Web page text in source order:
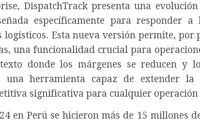
DispatchTrack presenta una
específicamente para responder a
logísticos. Esta nueva versión permite, por
una funcionalidad crucial para
donde los márgenes se reducen y
herramienta capaz de extender la
significativa para cualquier operación
en Perú se hicieron más de 15 millones